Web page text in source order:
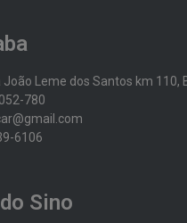
João Leme dos Santos km 110,
780
6106
Sino